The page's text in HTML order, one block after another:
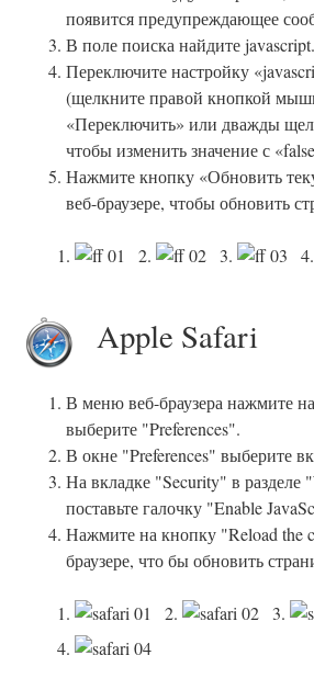
появится предупреждающее
В поле поиска найдите
Переключите настройку
(щелкните правой кнопкой
«Переключить» или дважды
чтобы изменить значение с
Нажмите кнопку «Обновить
веб-браузере, чтобы обновить
1. 2. 3. 4.
Apple Safari
В меню веб-браузера нажмите
выберите "Preferences".
В окне "Preferences" выберите
На вкладке "Security" в разделе
поставьте галочку "Enable
Нажмите на кнопку "Reload the
браузере, что бы обновить
1. 2.
3.
4.